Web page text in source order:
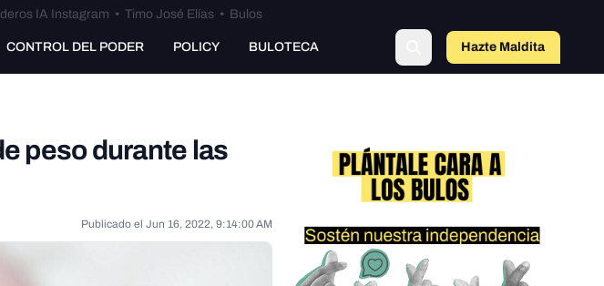
IA Instagram • Timo José Elías • Bulos
CONTROL DEL PODER POLICY BULOTECA Hazte Maldita
peso durante las
Publicado el Jun 16, 2022, 9:14:00 AM